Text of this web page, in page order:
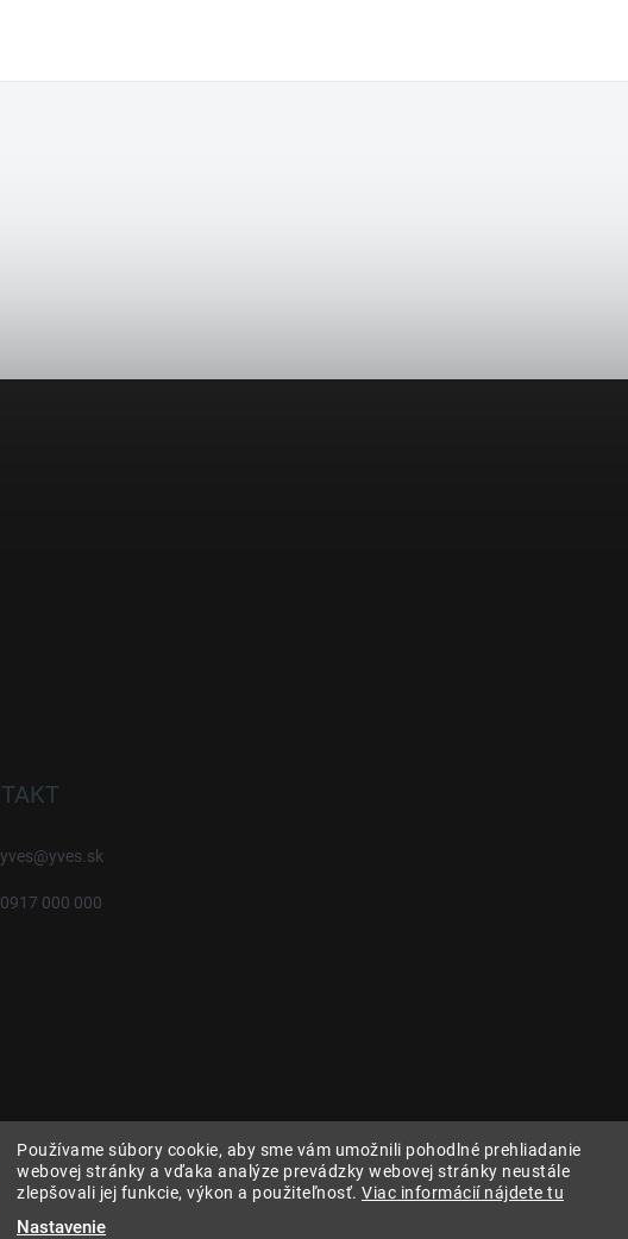
Používame súbory cookie, aby sme vám umožnili pohodlné prehliadanie
webovej stránky a vďaka analýze prevádzky webovej stránky neustále
zlepšovali jej funkcie, výkon a použiteľnosť. Viac informácií nájdete tu
Nastavenie
yves@yves.sk
0917 000 000